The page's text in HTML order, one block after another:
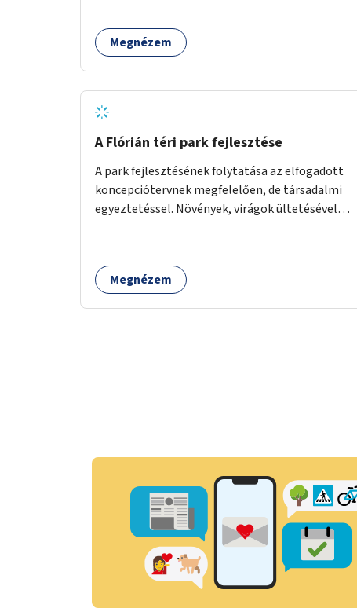
Megnézem
A Flórián téri park fejlesztése
A park fejlesztésének folytatása az elfogadott
koncepciótervnek megfelelően, de társadalmi
egyeztetéssel. Növények, virágok ültetésével, a
minősége.
Megnézem